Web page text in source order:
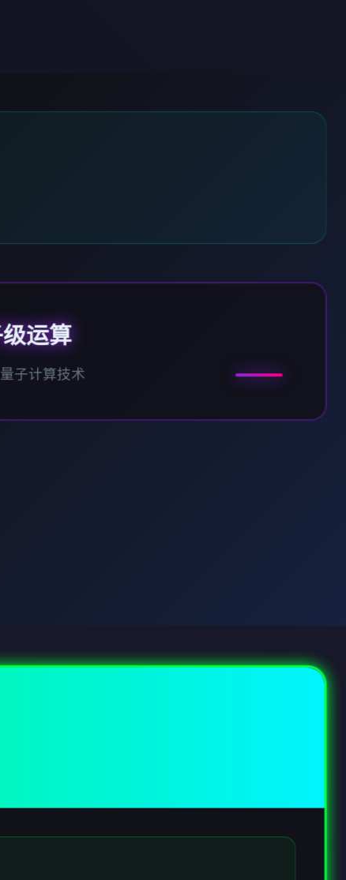
运算
子计算技术